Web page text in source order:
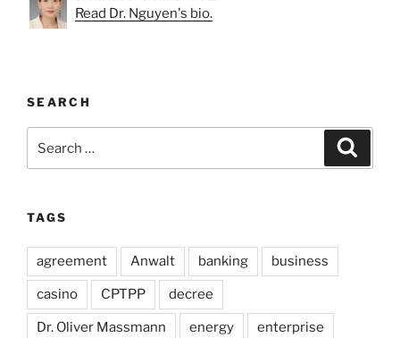
Read Dr. Nguyen's bio.
SEARCH
for:
TAGS
agreement Anwalt banking business
casino CPTPP decree
Dr. Oliver Massmann energy enterprise